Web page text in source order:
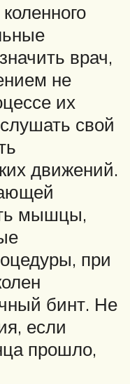
врач,
не
их
свой
движений.
мышцы,
при
бинт. Не
если
прошло,